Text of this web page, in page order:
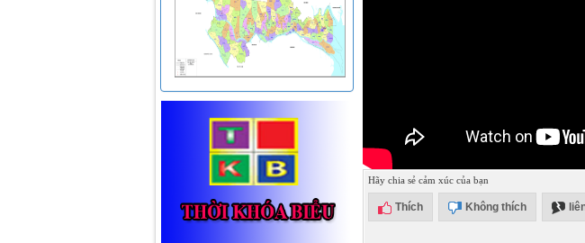
Hãy chia sẻ cảm xúc của bạn
Thích Không thích